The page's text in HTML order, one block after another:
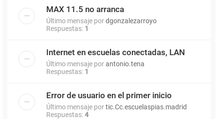
MAX 11.5 no arranca
Último mensaje pordgonzalezarroyo
Respuestas: 1
Internet en escuelas conectadas, LAN
Último mensaje porantonio.tena
Respuestas: 1
Error de usuario en el primer inicio
Último mensaje portic.Cc.escuelaspias.madrid
Respuestas:4